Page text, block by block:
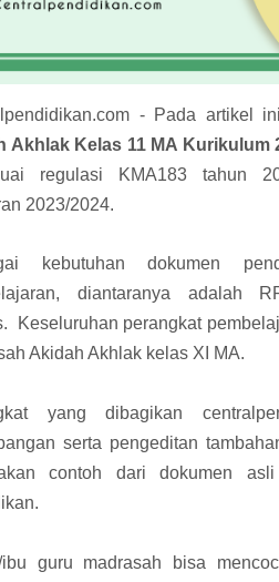
- Pada artikel
Akhlak Kelas 11 MA Kurikulum
regulasi KMA183 tahun
2023/2024.
kebutuhan dokumen
diantaranya adalah
Keseluruhan perangkat
Akidah Akhlak kelas XI MA.
yang dibagikan
serta pengeditan
contoh dari dokumen
ibu guru madrasah bisa